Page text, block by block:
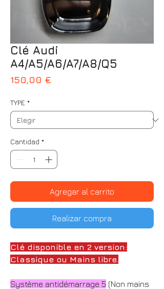
Clé Audi
A4/A5/A6/A7/A8/Q5
150,00 €
TYPE *
Cantidad *
Agregar al carrito
Realizar compra
Clé disponible en 2 version:
Classique ou Mains libre.
Système antidémarrage 5 (Non mains